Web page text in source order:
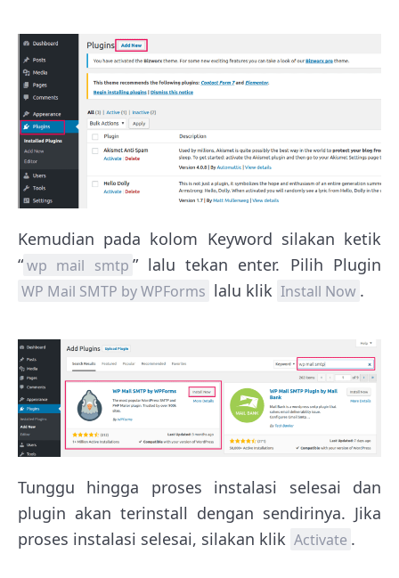
Kemudian pada kolom Keyword silakan ketik
“wp mail smtp ” lalu tekan enter. Pilih Plugin
WP Mail SMTP by WPForms lalu klik Install Now .
Tunggu hingga proses instalasi selesai dan
plugin akan terinstall dengan sendirinya. Jika
proses instalasi selesai, silakan klik Activate .